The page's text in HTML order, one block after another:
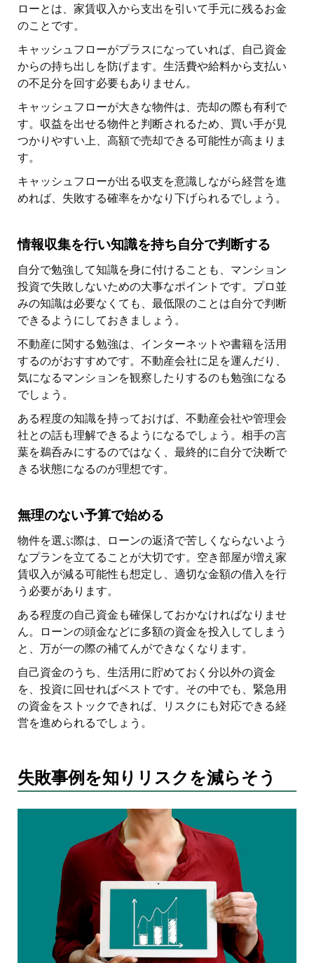
ローとは、家賃収入から支出を引いて手元に残るお金
のことです。
キャッシュフローがプラスになっていれば、自己資金
からの持ち出しを防げます。生活費や給料から支払い
の不足分を回す必要もありません。
キャッシュフローが大きな物件は、売却の際も有利で
す。収益を出せる物件と判断されるため、買い手が見
つかりやすい上、高額で売却できる可能性が高まりま
す。
キャッシュフローが出る収支を意識しながら経営を進
めれば、失敗する確率をかなり下げられるでしょう。
情報収集を行い知識を持ち自分で判断する
自分で勉強して知識を身に付けることも、マンション
投資で失敗しないための大事なポイントです。プロ並
みの知識は必要なくても、最低限のことは自分で判断
できるようにしておきましょう。
不動産に関する勉強は、インターネットや書籍を活用
するのがおすすめです。不動産会社に足を運んだり、
気になるマンションを観察したりするのも勉強になる
でしょう。
ある程度の知識を持っておけば、不動産会社や管理会
社との話も理解できるようになるでしょう。相手の言
葉を鵜呑みにするのではなく、最終的に自分で決断で
きる状態になるのが理想です。
無理のない予算で始める
物件を選ぶ際は、ローンの返済で苦しくならないよう
なプランを立てることが大切です。空き部屋が増え家
賃収入が減る可能性も想定し、適切な金額の借入を行
う必要があります。
ある程度の自己資金も確保しておかなければなりませ
ん。ローンの頭金などに多額の資金を投入してしまう
と、万が一の際の補てんができなくなります。
自己資金のうち、生活用に貯めておく分以外の資金
を、投資に回せればベストです。その中でも、緊急用
の資金をストックできれば、リスクにも対応できる経
営を進められるでしょう。
失敗事例を知りリスクを減らそう